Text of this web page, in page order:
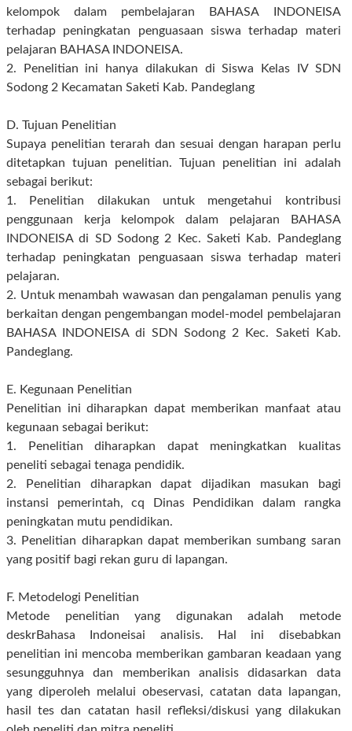
kelompok dalam pembelajaran BAHASA INDONEISA
terhadap peningkatan penguasaan siswa terhadap materi
pelajaran BAHASA INDONEISA.
2. Penelitian ini hanya dilakukan di Siswa Kelas IV SDN
Sodong 2 Kecamatan Saketi Kab. Pandeglang
D. Tujuan Penelitian
Supaya penelitian terarah dan sesuai dengan harapan perlu
ditetapkan tujuan penelitian. Tujuan penelitian ini adalah
sebagai berikut:
1. Penelitian dilakukan untuk mengetahui kontribusi
penggunaan kerja kelompok dalam pelajaran BAHASA
INDONEISA di SD Sodong 2 Kec. Saketi Kab. Pandeglang
terhadap peningkatan penguasaan siswa terhadap materi
pelajaran.
2. Untuk menambah wawasan dan pengalaman penulis yang
berkaitan dengan pengembangan model-model pembelajaran
BAHASA INDONEISA di SDN Sodong 2 Kec. Saketi Kab.
Pandeglang.
E. Kegunaan Penelitian
Penelitian ini diharapkan dapat memberikan manfaat atau
kegunaan sebagai berikut:
1. Penelitian diharapkan dapat meningkatkan kualitas
peneliti sebagai tenaga pendidik.
2. Penelitian diharapkan dapat dijadikan masukan bagi
instansi pemerintah, cq Dinas Pendidikan dalam rangka
peningkatan mutu pendidikan.
3. Penelitian diharapkan dapat memberikan sumbang saran
yang positif bagi rekan guru di lapangan.
F. Metodelogi Penelitian
Metode penelitian yang digunakan adalah metode
deskrBahasa Indoneisai analisis. Hal ini disebabkan
penelitian ini mencoba memberikan gambaran keadaan yang
sesungguhnya dan memberikan analisis didasarkan data
yang diperoleh melalui obeservasi, catatan data lapangan,
hasil tes dan catatan hasil refleksi/diskusi yang dilakukan